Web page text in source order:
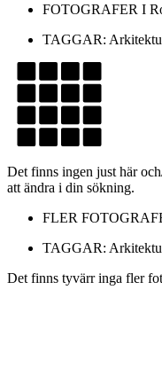
FOTOGRAFER I
TAGGAR:
Det finns ingen just här
att ändra i din sökning.
FLER
TAGGAR:
Det finns tyvärr inga fler